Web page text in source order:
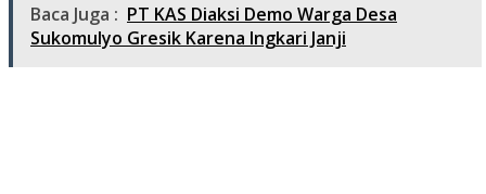
Baca Juga : PT KAS Diaksi Demo Warga Desa
Sukomulyo Gresik Karena Ingkari Janji